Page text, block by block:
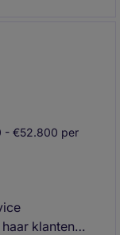
planning,
- €52.800 per
klanten